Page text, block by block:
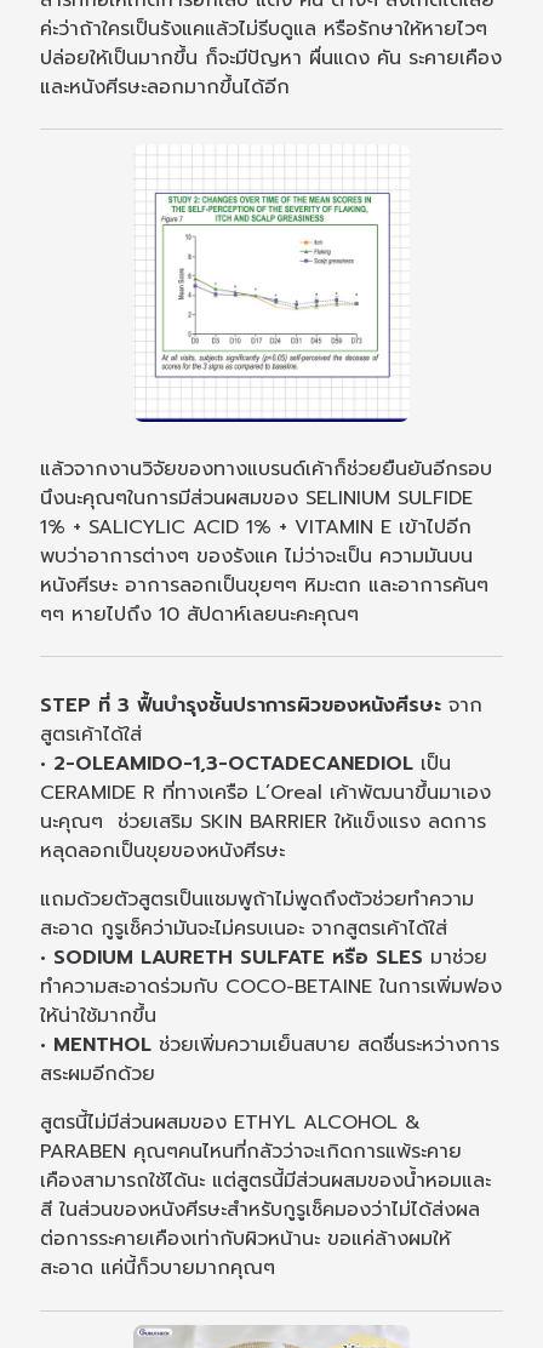
ค่ะว่าถ้าใครเป็นรังแคแล้วไม่รีบดูแล หรือรักษาให้หายไวๆ
ปล่อยให้เป็นมากขึ้น ก็จะมีปัญหา ผื่นแดง คัน ระคายเคือง
และหนังศีรษะลอกมากขึ้นได้อีก
แล้วจากงานวิจัยของทางแบรนด์เค้าก็ช่วยยืนยันอีกรอบ
นึงนะคุณๆในการมีส่วนผสมของ SELINIUM SULFIDE
1% + SALICYLIC ACID 1% + VITAMIN E เข้าไปอีก
พบว่าอาการต่างๆ ของรังแค ไม่ว่าจะเป็น ความมันบน
หนังศีรษะ อาการลอกเป็นขุยๆๆ หิมะตก และอาการคันๆ
ๆๆ หายไปถึง 10 สัปดาห์เลยนะคะคุณๆ
STEP ที่ 3 ฟื้นบำรุงชั้นปราการผิวของหนังศีรษะจาก
สูตรเค้าได้ใส่
• 2-OLEAMIDO-1,3-OCTADECANEDIOL เป็น
CERAMIDE R ที่ทางเครือ L’Oreal เค้าพัฒนาขึ้นมาเอง
นะคุณๆ ช่วยเสริม SKIN BARRIER ให้แข็งแรง ลดการ
หลุดลอกเป็นขุยของหนังศีรษะ
แถมด้วยตัวสูตรเป็นแชมพูถ้าไม่พูดถึงตัวช่วยทำความ
สะอาด กูรูเช็คว่ามันจะไม่ครบเนอะ จากสูตรเค้าได้ใส่
• SODIUM LAURETH SULFATE หรือ SLES มาช่วย
ทำความสะอาดร่วมกับ COCO-BETAINE ในการเพิ่มฟอง
ให้น่าใช้มากขึ้น
• MENTHOL ช่วยเพิ่มความเย็นสบาย สดชื่นระหว่างการ
สระผมอีกด้วย
สูตรนี้ไม่มีส่วนผสมของ ETHYL ALCOHOL &
PARABEN คุณๆคนไหนที่กลัวว่าจะเกิดการแพ้ระคาย
เคืองสามารถใช้ได้นะ แต่สูตรนี้มีส่วนผสมของน้ำหอมและ
สี ในส่วนของหนังศีรษะสำหรับกูรูเช็คมองว่าไม่ได้ส่งผล
ต่อการระคายเคืองเท่ากับผิวหน้านะ ขอแค่ล้างผมให้
สะอาด แค่นี้ก็วบายมากคุณๆ